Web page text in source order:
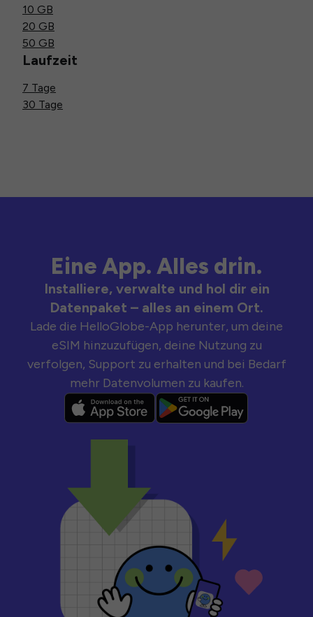
10 GB
20 GB
50 GB
Laufzeit
7 Tage
30 Tage
Eine App. Alles drin.
Installiere, verwalte und hol dir ein
Datenpaket – alles an einem Ort.
Lade die HelloGlobe-App herunter, um deine
eSIM hinzuzufügen, deine Nutzung zu
verfolgen, Support zu erhalten und bei Bedarf
mehr Datenvolumen zu kaufen.